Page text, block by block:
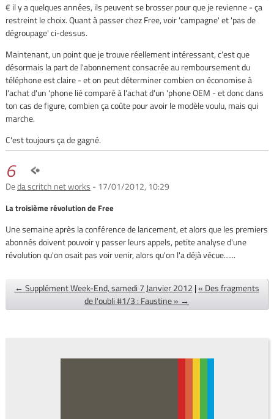
€ il y a quelques années, ils peuvent se brosser pour que je revienne - ça
restreint le choix. Quant à passer chez Free, voir 'campagne' et 'pas de
dégroupage' ci-dessus.
Maintenant, un point que je trouve réellement intéressant, c'est que
désormais la part de l'abonnement consacrée au remboursement du
téléphone est claire - et on peut déterminer combien on économise à
l'achat d'un 'phone lié comparé à l'achat d'un 'phone OEM - et donc dans
ton cas de figure, combien ça coûte pour avoir le modèle voulu, mais qui
marche.
C'est toujours ça de gagné.
6
Deda scritch net works - 17/01/2012, 10:29
La troisième révolution de Free
Une semaine après la conférence de lancement, et alors que les premiers
abonnés doivent pouvoir y passer leurs appels, petite analyse d'une
révolution qu'on osait pas voir venir, alors qu'on l'a déjà vécue…...
← Supplément Week-End, samedi 7 Janvier 2012 |« Des fragments
de l'oubli #1/3 : Faustine » →